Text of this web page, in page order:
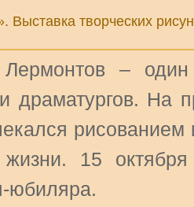
Выставка творческих
– один
драматургов. На
15
юбиляра.